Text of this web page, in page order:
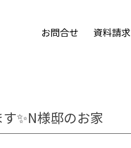
お問合せ 資料請求
✨N様邸のお家